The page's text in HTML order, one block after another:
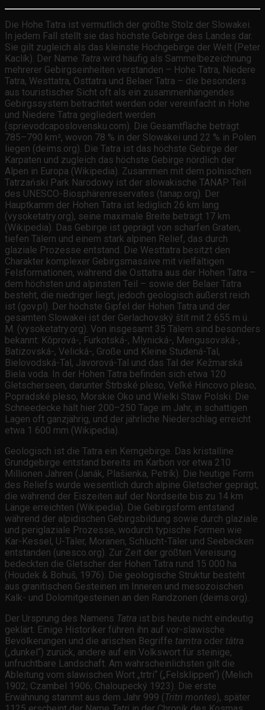
Die Hohe Tatra ist vermutlich der größte Stolz der Slowakei.
In jedem Fall stellt sie das höchste Gebirge des Landes dar.
Sie gilt zugleich als das kleinste Hochgebirge der Welt (Peter
Kaclík). Der Name Tatra wird häufig als Sammelbezeichnung
mehrerer Gebirgseinheiten verstanden – Hohe Tatra, Niedere
Tatra, Westtatra, Osttatra und Belaer Tatra – die besonders
aus touristischer Sicht oft als ein zusammenhängendes
Gebirgssystem betrachtet werden oder vereinfacht in Hohe
und Niedere Tatra gegliedert werden
(sprievodcaposlovensku.com). Die Gesamtfläche beträgt
785–790 km², wovon 78 % in der Slowakei und 22 % in Polen
liegen (deims.org). Die Tatra ist das höchste Gebirge der
Karpaten und zugleich das höchste Gebirge nördlich der
Alpen in Europa (Wikipedia). Zusammen mit dem polnischen
Tatrzański Park Narodowy ist der slowakische TANAP Teil
des UNESCO-Biosphärenreservates (tanap.org). Der
Hauptkamm der Hohen Tatra ist lediglich 26 km lang
(vysoketatry.org), seine maximale Breite beträgt 17 km
(Wikipedia). Das Gebirge ist geprägt von scharfen Graten,
tiefen Tälern und einem stark alpinen Relief, das durch
glaziale Prozesse entstand. Die Westtatra besitzt den
Charakter komplexer Gebirgsmassive mit vielfältigen
Felsformationen, während die Osttatra aus der Hohen Tatra –
dem höchsten und alpinsten Teil – sowie der Belaer Tatra
besteht, die niedriger liegt, jedoch geologisch äußerst reich
ist (gov.pl). Der höchste Gipfel der Hohen Tatra und der
gesamten Slowakei ist der Gerlachovský štít mit 2 655 m ü.
M. (vysoketatry.org). Von insgesamt 35 Tälern sind besonders
bekannt: Kôprová-, Furkotská-, Mlynická-, Mengusovská-,
Batizovská-, Velická-, Große und Kleine Studená-Tal,
Bielovodská-Tal, Javorová-Tal und das Tal der Kežmarská
Biela voda. In der Hohen Tatra befinden sich etwa 120
Gletscherseen, darunter Štrbské pleso, Veľké Hincovo pleso,
Popradské pleso, Morskie Oko und Wielki Staw Polski. Die
Schneedecke hält hier 200–250 Tage im Jahr, in schattigen
Lagen oft ganzjährig, und der jährliche Niederschlag erreicht
etwa 1 600 mm (Wikipedia).
Geologisch ist die Tatra ein Kerngebirge. Das kristalline
Grundgebirge entstand bereits im Karbon vor etwa 210
Millionen Jahren (Janák, Plašienka, Petrík). Die heutige Form
des Reliefs wurde wesentlich durch alpine Gletscher geprägt,
die während der Eiszeiten auf der Nordseite bis zu 14 km
Länge erreichten (Wikipedia). Die Gebirgsform entstand
während der alpidischen Gebirgsbildung sowie durch glaziale
und periglaziale Prozesse, wodurch typische Formen wie
Kar-Kessel, U-Täler, Moränen, Schlucht-Täler und Seebecken
entstanden (unesco.org). Zur Zeit der größten Vereisung
bedeckten die Gletscher der Hohen Tatra rund 15 000 ha
(Houdek & Bohuš, 1976). Die geologische Struktur besteht
aus granitischen Gesteinen im Inneren und mesozoischen
Kalk- und Dolomitgesteinen an den Randzonen (deims.org).
Der Ursprung des Namens Tatra ist bis heute nicht eindeutig
geklärt. Einige Historiker führen ihn auf vor-slawische
Bevölkerungen und die arischen Begriffe tamtra oder tâtra
(„dunkel“) zurück, andere auf ein Volkswort für steinige,
unfruchtbare Landschaft. Am wahrscheinlichsten gilt die
Ableitung vom slawischen Wort „trtri“ („Felsklippen“) (Melich
1902; Czambel 1906; Chaloupecký 1923). Die erste
Erwähnung stammt aus dem Jahr 999 (Tritri montes), später